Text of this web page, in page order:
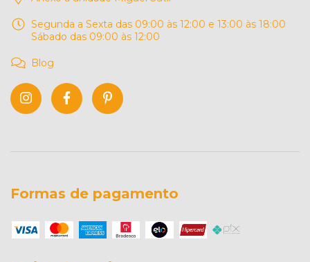
Segunda a Sexta das 09:00 às 12:00 e 13:00 às 18:00
Sábado das 09:00 às 12:00
Blog
Formas de pagamento